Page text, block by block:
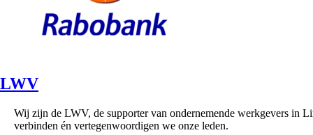
LWV
Wij zijn de LWV, de supporter van ondernemende werkgevers in
verbinden én vertegenwoordigen we onze leden.